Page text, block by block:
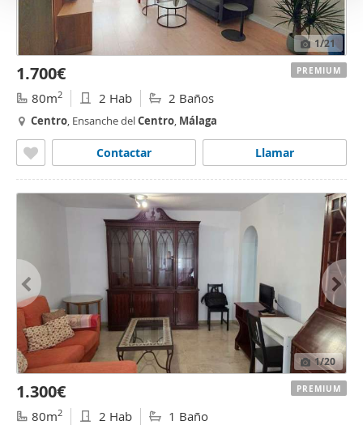
1/21
1.700€
80m2 2 Hab 2 Baños
Centro, Ensanche delCentro, Málaga
Llamar
Contactar
PREMIUM
1/20
1.300€
80m2 2 Hab 1 Baño
PREMIUM